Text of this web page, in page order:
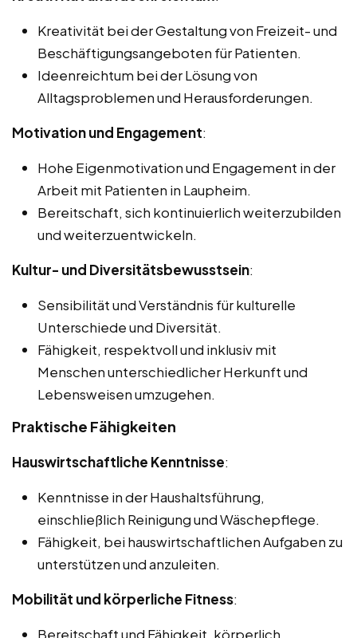
Kreativität bei der Gestaltung von Freizeit- und
Beschäftigungsangeboten für Patienten.
Ideenreichtum bei der Lösung von
Alltagsproblemen und Herausforderungen.
Motivation und Engagement:
Hohe Eigenmotivation und Engagement in der
Arbeit mit Patienten in Laupheim.
Bereitschaft, sich kontinuierlich weiterzubilden
und weiterzuentwickeln.
Kultur- und Diversitätsbewusstsein:
Sensibilität und Verständnis für kulturelle
Unterschiede und Diversität.
Fähigkeit, respektvoll und inklusiv mit
Menschen unterschiedlicher Herkunft und
Lebensweisen umzugehen.
Praktische Fähigkeiten
Hauswirtschaftliche Kenntnisse:
Kenntnisse in der Haushaltsführung,
einschließlich Reinigung und Wäschepflege.
Fähigkeit, bei hauswirtschaftlichen Aufgaben zu
unterstützen und anzuleiten.
Mobilität und körperliche Fitness:
Bereitschaft und Fähigkeit, körperlich